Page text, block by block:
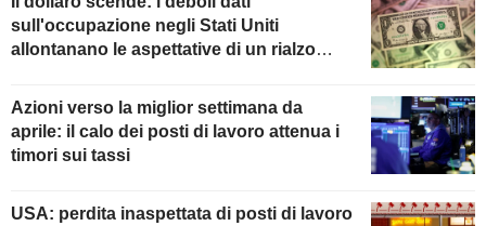
sull'occupazione negli Stati Uniti
allontanano le aspettative di un rialzo
Azioni verso la miglior settimana da
aprile: il calo dei posti di lavoro attenua i
timori sui tassi
USA: perdita inaspettata di posti di lavoro